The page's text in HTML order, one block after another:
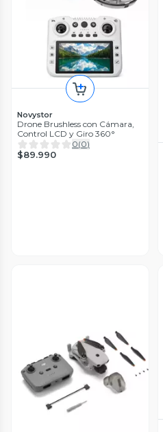
Novystor
Drone Brushless con Cámara,
Control LCD y Giro 360°
0(0)
$89.990